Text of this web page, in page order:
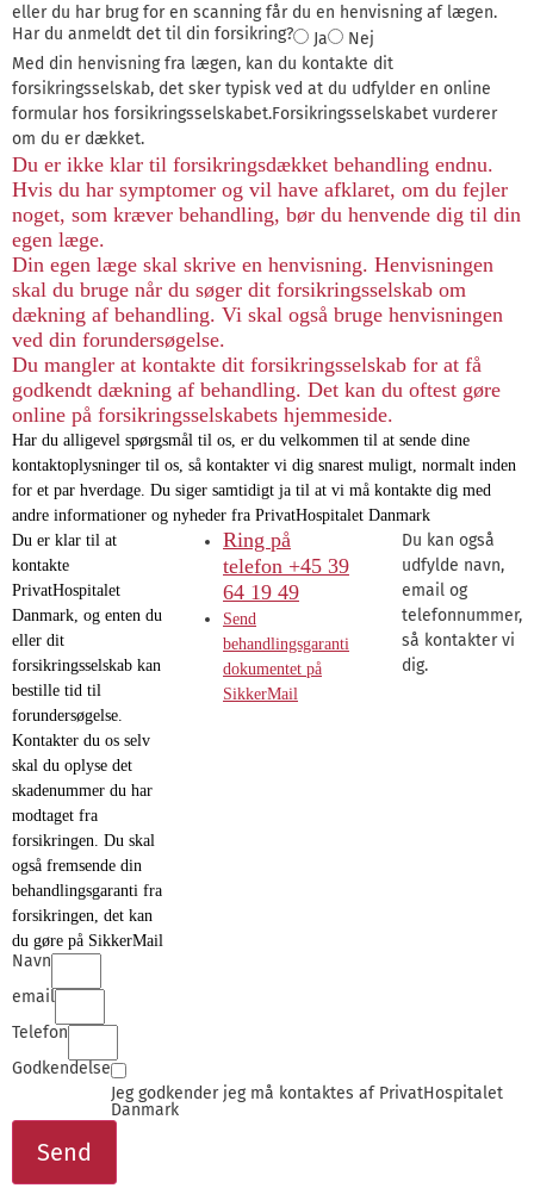
eller du har brug for en scanning får du en henvisning af lægen.
Har du anmeldt det til din forsikring?
Ja
Nej
Med din henvisning fra lægen, kan du kontakte dit
forsikringsselskab, det sker typisk ved at du udfylder en online
formular hos forsikringsselskabet.Forsikringsselskabet vurderer
om du er dækket.
Du er ikke klar til forsikringsdækket behandling endnu.
Hvis du har symptomer og vil have afklaret, om du fejler
noget, som kræver behandling, bør du henvende dig til din
egen læge.
Din egen læge skal skrive en henvisning. Henvisningen
skal du bruge når du søger dit forsikringsselskab om
dækning af behandling. Vi skal også bruge henvisningen
ved din forundersøgelse.
Du mangler at kontakte dit forsikringsselskab for at få
godkendt dækning af behandling. Det kan du oftest gøre
online på forsikringsselskabets hjemmeside.
Har du alligevel spørgsmål til os, er du velkommen til at sende dine
kontaktoplysninger til os, så kontakter vi dig snarest muligt, normalt inden
for et par hverdage. Du siger samtidigt ja til at vi må kontakte dig med
andre informationer og nyheder fra PrivatHospitalet Danmark
Du er klar til at
kontakte
PrivatHospitalet
Danmark, og enten du
eller dit
forsikringsselskab kan
bestille tid til
forundersøgelse.
Kontakter du os selv
skal du oplyse det
skadenummer du har
modtaget fra
forsikringen. Du skal
også fremsende din
behandlingsgaranti fra
forsikringen, det kan
du gøre på SikkerMail
Ring på
telefon +45 39
64 19 49
Send
behandlingsgaranti
dokumentet på
SikkerMail
Du kan også
udfylde navn,
email og
telefonnummer,
så kontakter vi
dig.
Navn
email
Telefon
Godkendelse
Jeg godkender jeg må kontaktes af PrivatHospitalet
Danmark
Send